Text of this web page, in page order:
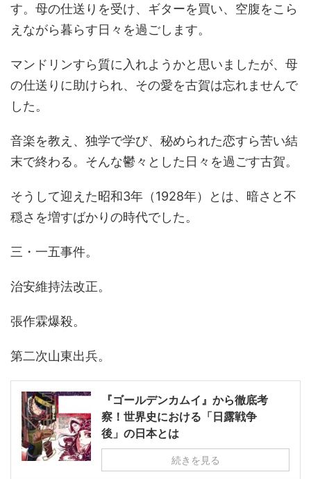
す。母の仕送りを受け、ギターを買い、空腹をこら
えながら暮らす日々を過ごします。
マンドリンすら質に入れようかと思いましたが、母
の仕送りに助けられ、その愛を古賀は忘れませんで
した。
音楽を教え、独学で学び、秘められた恋すら苦い結
末で終わる。そんな鬱々とした日々を過ごす古賀。
そうして迎えた昭和3年（1928年）とは、暗さと不
穏さを増すばかりの時代でした。
三・一五事件。
治安維持法改正。
張作霖爆殺。
第二次山東出兵。
『ゴールデンカムイ』から徹底考
察！世界史における「日露戦争
後」の日本とは
続きを見る